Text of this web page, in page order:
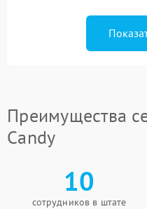
Преимущества
Candy
10
сотрудников в штате